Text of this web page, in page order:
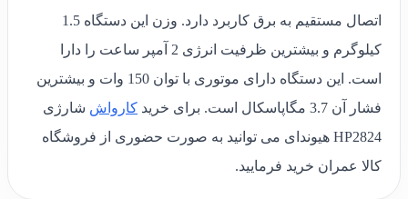
اتصال مستقیم به برق کاربرد دارد. وزن این دستگاه 1.5
کیلوگرم و بیشترین ظرفیت انرژی 2 آمپر ساعت را دارا
است. این دستگاه دارای موتوری با توان 150 وات و بیشترین
فشار آن 3.7 مگاپاسکال است. برای خرید
کارواش شارژی
HP2824 هیوندای می توانید به صورت حضوری از فروشگاه
کالا عمران خرید فرمایید.